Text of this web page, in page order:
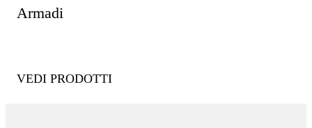
Armadi
VEDI PRODOTTI